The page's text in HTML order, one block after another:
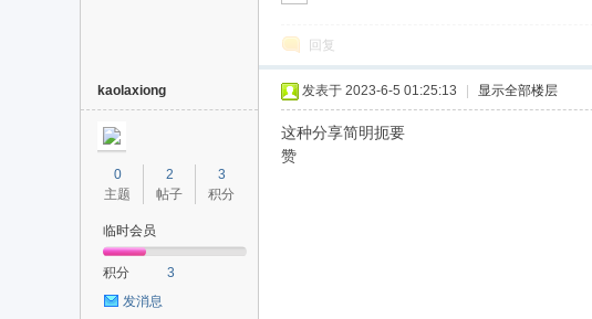
回复
kaolaxiong
0
主题
2
帖子
3
积分
临时会员
积分
3
发消息
发表于 2023-6-5 01:25:13 显示全部楼层
这种分享简明扼要
赞